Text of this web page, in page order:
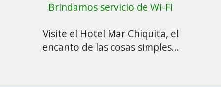
Brindamos servicio de Wi-Fi
Visite el Hotel Mar Chiquita, el
encanto de las cosas simples...